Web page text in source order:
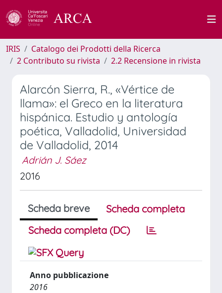
IRIS
Catalogo dei Prodotti della Ricerca
2 Contributo su rivista
2.2 Recensione in rivista
Alarcón Sierra, R., «Vértice de
llama»: el Greco en la literatura
hispánica. Estudio y antología
poética, Valladolid, Universidad
de Valladolid, 2014
Adrián J. Sáez
2016
Scheda breve
Scheda completa
Scheda completa (DC)
Anno pubblicazione
2016